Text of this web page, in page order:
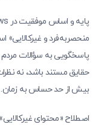
منحصربه‌فرد و غیرکالایی»
پاسخگویی به سؤالات مردم
حقایق مستند باشد، نه
بیش از حد حساس به زمان.